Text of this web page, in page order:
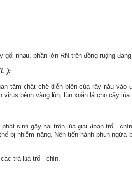
gối nhau, phần lớn RN trên đồng ruộng đang
):
tâm chặt chẽ diễn biến của rầy nâu vào
virus bệnh vàng lùn, lùn xoắn lá cho cây lúa
phát sinh gây hại trên lúa giai đoạn trổ -
bị nhiễm nặng. Nên tiến hành phun
trà lúa trổ - chín.